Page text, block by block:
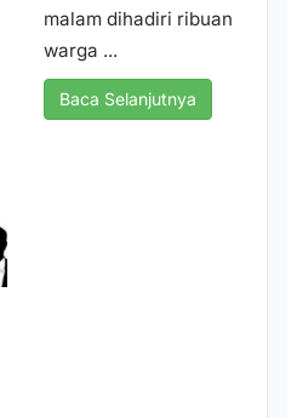
malam dihadiri ribuan
warga ...
Baca Selanjutnya